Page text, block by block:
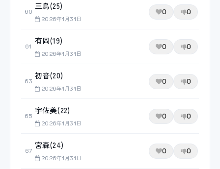
60
三鳥(25)
2026年1月31日
0 0
61
有岡(19)
2026年1月31日
0 0
63
初音(20)
2026年1月31日
0 0
65
宇佐美(22)
2026年1月31日
0 0
67
宮森(24)
2026年1月31日
0 0